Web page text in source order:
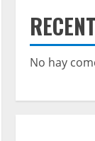
No hay